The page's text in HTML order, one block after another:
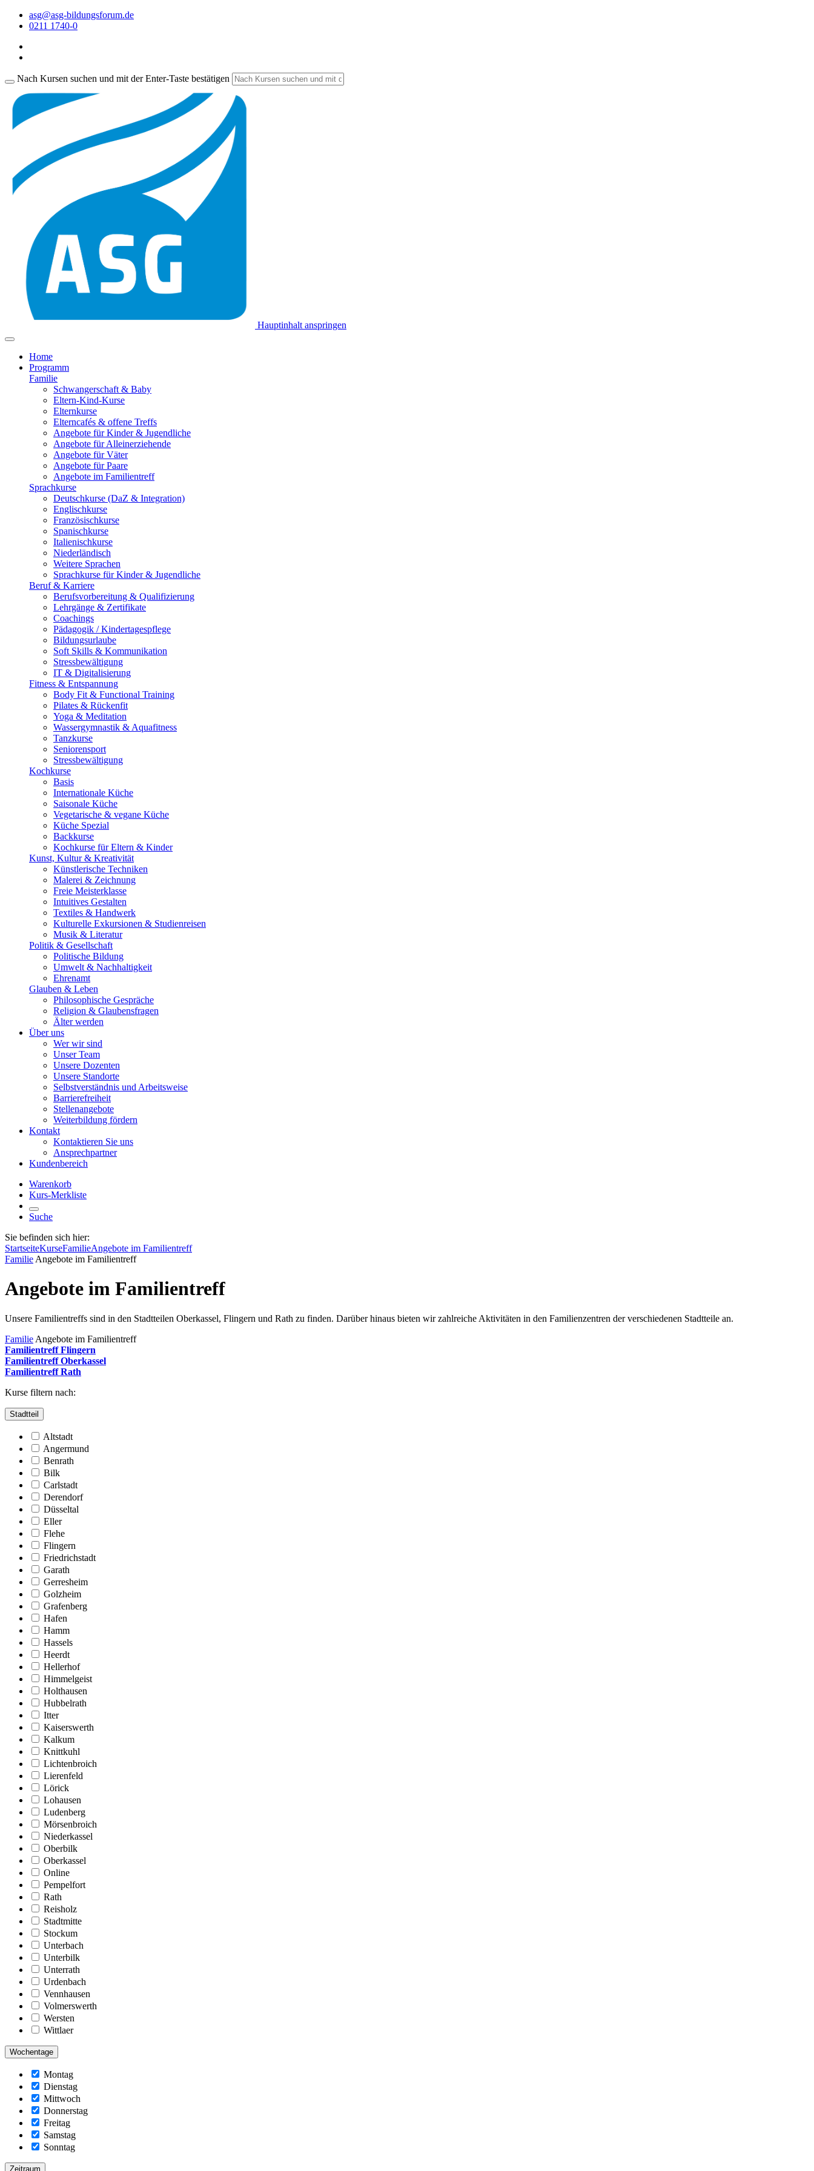
asg@asg-bildungsforum.de
0211 1740-0
Nach Kursen suchen und mit der Enter-Taste bestätigen
Hauptinhalt anspringen
Home
Programm
Familie
Schwangerschaft & Baby
Eltern-Kind-Kurse
Elternkurse
Elterncafés & offene Treffs
Angebote für Kinder & Jugendliche
Angebote für Alleinerziehende
Angebote für Väter
Angebote für Paare
Angebote im Familientreff
Sprachkurse
Deutschkurse (DaZ & Integration)
Englischkurse
Französischkurse
Spanischkurse
Italienischkurse
Niederländisch
Weitere Sprachen
Sprachkurse für Kinder & Jugendliche
Beruf & Karriere
Berufsvorbereitung & Qualifizierung
Lehrgänge & Zertifikate
Coachings
Pädagogik / Kindertagespflege
Bildungsurlaube
Soft Skills & Kommunikation
Stressbewältigung
IT & Digitalisierung
Fitness & Entspannung
Body Fit & Functional Training
Pilates & Rückenfit
Yoga & Meditation
Wassergymnastik & Aquafitness
Tanzkurse
Seniorensport
Stressbewältigung
Kochkurse
Basis
Internationale Küche
Saisonale Küche
Vegetarische & vegane Küche
Küche Spezial
Backkurse
Kochkurse für Eltern & Kinder
Kunst, Kultur & Kreativität
Künstlerische Techniken
Malerei & Zeichnung
Freie Meisterklasse
Intuitives Gestalten
Textiles & Handwerk
Kulturelle Exkursionen & Studienreisen
Musik & Literatur
Politik & Gesellschaft
Politische Bildung
Umwelt & Nachhaltigkeit
Ehrenamt
Glauben & Leben
Philosophische Gespräche
Religion & Glaubensfragen
Älter werden
Über uns
Wer wir sind
Unser Team
Unsere Dozenten
Unsere Standorte
Selbstverständnis und Arbeitsweise
Barrierefreiheit
Stellenangebote
Weiterbildung fördern
Kontakt
Kontaktieren Sie uns
Ansprechpartner
Kundenbereich
Warenkorb
Kurs-Merkliste
Suche
Sie befinden sich hier:
StartseiteKurseFamilieAngebote im Familientreff
Familie Angebote im Familientreff
Angebote im Familientreff
Unsere Familientreffs sind in den Stadtteilen Oberkassel, Flingern und Rath zu finden. Darüber hinaus bieten wir zahlreiche Aktivitäten in den Familienzentren der verschiedenen Stadtteile an.
Familie Angebote im Familientreff
Familientreff Flingern
Familientreff Oberkassel
Familientreff Rath
Kurse filtern nach:
Stadtteil
Altstadt
Angermund
Benrath
Bilk
Carlstadt
Derendorf
Düsseltal
Eller
Flehe
Flingern
Friedrichstadt
Garath
Gerresheim
Golzheim
Grafenberg
Hafen
Hamm
Hassels
Heerdt
Hellerhof
Himmelgeist
Holthausen
Hubbelrath
Itter
Kaiserswerth
Kalkum
Knittkuhl
Lichtenbroich
Lierenfeld
Lörick
Lohausen
Ludenberg
Mörsenbroich
Niederkassel
Oberbilk
Oberkassel
Online
Pempelfort
Rath
Reisholz
Stadtmitte
Stockum
Unterbach
Unterbilk
Unterrath
Urdenbach
Vennhausen
Volmerswerth
Wersten
Wittlaer
Wochentage
Montag
Dienstag
Mittwoch
Donnerstag
Freitag
Samstag
Sonntag
Zeitraum